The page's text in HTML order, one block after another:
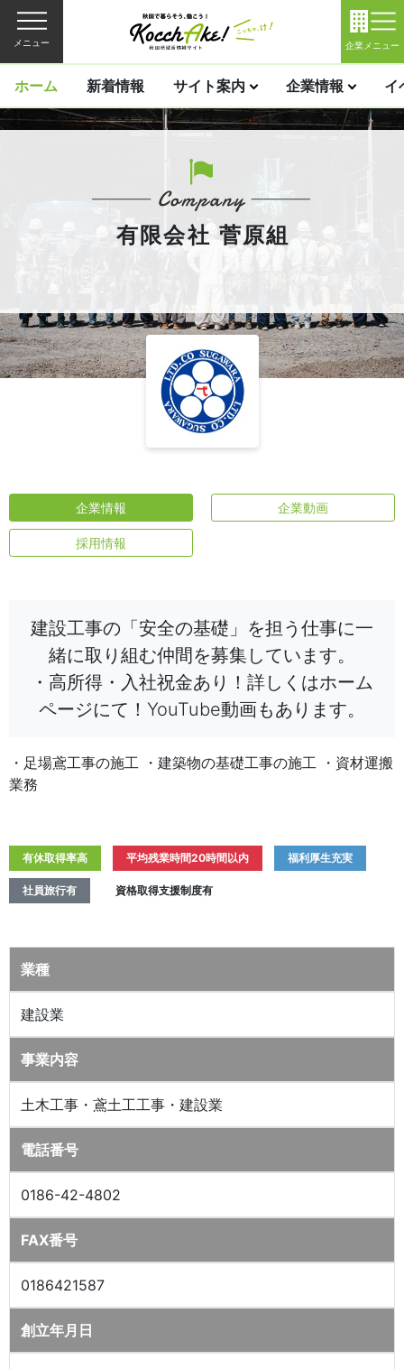
メニュー 企業メニュー
ホーム 新着情報 サイト案内 企業情報 イ
有限会社 菅原組
企業情報 企業動画
採用情報
建設工事の「安全の基礎」を担う仕事に一
緒に取り組む仲間を募集しています。
・高所得・入社祝金あり！詳しくはホーム
ページにて！YouTube動画もあります。
・足場鳶工事の施工 ・建築物の基礎工事の施工 ・資材運搬
業務
有休取得率高 平均残業時間20時間以内 福利厚生充実
社員旅行有 資格取得支援制度有
業種
建設業
事業内容
土木工事・鳶土工工事・建設業
電話番号
0186-42-4802
FAX番号
0186421587
創立年月日